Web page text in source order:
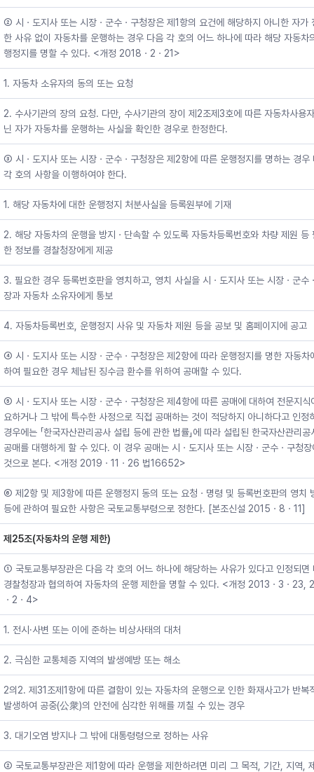
② 시ㆍ도지사 또는 시장ㆍ군수ㆍ구청장은 제1항의 요건에 해당하지 아니한 자가
한 사유 없이 자동차를 운행하는 경우 다음 각 호의 어느 하나에 따라 해당 자동차
행정지를 명할 수 있다. <개정 2018ㆍ2ㆍ21>
1. 자동차 소유자의 동의 또는 요청
2. 수사기관의 장의 요청. 다만, 수사기관의 장이 제2조제3호에 따른 자동차사용
닌 자가 자동차를 운행하는 사실을 확인한 경우로 한정한다.
③ 시ㆍ도지사 또는 시장ㆍ군수ㆍ구청장은 제2항에 따른 운행정지를 명하는 경우
각 호의 사항을 이행하여야 한다.
1. 해당 자동차에 대한 운행정지 처분사실을 등록원부에 기재
2. 해당 자동차의 운행을 방지ㆍ단속할 수 있도록 자동차등록번호와 차량 제원 등
한 정보를 경찰청장에게 제공
3. 필요한 경우 등록번호판을 영치하고, 영치 사실을 시ㆍ도지사 또는 시장ㆍ군수
장과 자동차 소유자에게 통보
4. 자동차등록번호, 운행정지 사유 및 자동차 제원 등을 공보 및 홈페이지에 공고
④ 시ㆍ도지사 또는 시장ㆍ군수ㆍ구청장은 제2항에 따라 운행정지를 명한 자동차
하여 필요한 경우 체납된 징수금 환수를 위하여 공매할 수 있다.
⑤ 시ㆍ도지사 또는 시장ㆍ군수ㆍ구청장은 제4항에 따른 공매에 대하여 전문지식
요하거나 그 밖에 특수한 사정으로 직접 공매하는 것이 적당하지 아니하다고 인정
경우에는 「한국자산관리공사 설립 등에 관한 법률」에 따라 설립된 한국자산관리공
공매를 대행하게 할 수 있다. 이 경우 공매는 시ㆍ도지사 또는 시장ㆍ군수ㆍ구청
것으로 본다. <개정 2019ㆍ11ㆍ26 법16652>
⑥ 제2항 및 제3항에 따른 운행정지 동의 또는 요청ㆍ명령 및 등록번호판의 영치
등에 관하여 필요한 사항은 국토교통부령으로 정한다. [본조신설 2015ㆍ8ㆍ11]
제25조(자동차의 운행 제한)
① 국토교통부장관은 다음 각 호의 어느 하나에 해당하는 사유가 있다고 인정되면
경찰청장과 협의하여 자동차의 운행 제한을 명할 수 있다. <개정 2013ㆍ3ㆍ23,
ㆍ2ㆍ4>
1. 전시·사변 또는 이에 준하는 비상사태의 대처
2. 극심한 교통체증 지역의 발생예방 또는 해소
2의2. 제31조제1항에 따른 결함이 있는 자동차의 운행으로 인한 화재사고가 반복
발생하여 공중(公衆)의 안전에 심각한 위해를 끼칠 수 있는 경우
3. 대기오염 방지나 그 밖에 대통령령으로 정하는 사유
② 국토교통부장관은 제1항에 따라 운행을 제한하려면 미리 그 목적, 기간, 지역,